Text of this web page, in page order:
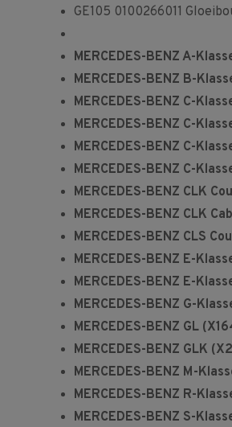
GE105 0100266011
MERCEDES-BENZ A-
MERCEDES-BENZ B-
MERCEDES-BENZ C-
MERCEDES-BENZ C-
MERCEDES-BENZ C-
MERCEDES-BENZ C-
MERCEDES-BENZ CLK
MERCEDES-BENZ CLK
MERCEDES-BENZ CLS
MERCEDES-BENZ E-
MERCEDES-BENZ E-
MERCEDES-BENZ G-
MERCEDES-BENZ GL
MERCEDES-BENZ GLK
MERCEDES-BENZ M-
MERCEDES-BENZ R-
MERCEDES-BENZ S-